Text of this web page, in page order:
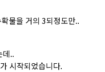
물을 거의 3되정도만..
데..
시작되었습니다.